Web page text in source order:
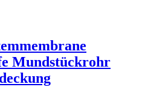
Mundstückrohr